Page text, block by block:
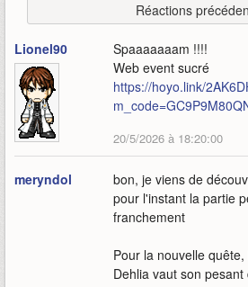
Réactions
Lionel90
Spaaaaaaam !!!!
Web event sucré
https://hoyo.link/
20/5/2026 à 18:20:00
meryndol
bon, je viens de
pour l'instant la partie
franchement
Pour la nouvelle
Dehlia vaut son